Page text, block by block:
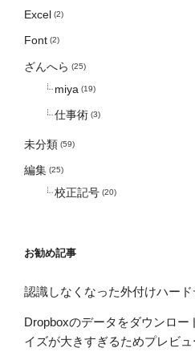
Excel (2)
Font (2)
ざんへら (25)
miya (19)
仕事術 (3)
未分類 (59)
編集 (25)
校正記号 (20)
お勧め記事
認識しなくなった外付けハー
Dropboxのデータをダウンロ
イズが大きすぎるためプレビ